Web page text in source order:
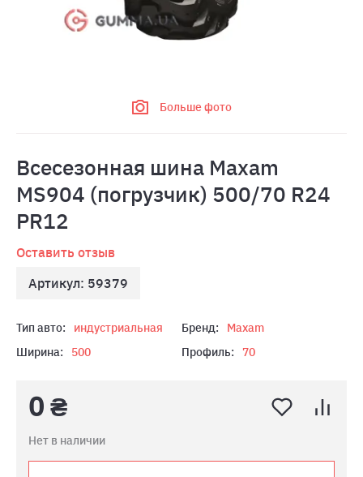
Больше фото
Всесезонная шина Maxam
MS904 (погрузчик) 500/70 R24
PR12
Оставить отзыв
Артикул: 59379
Тип авто: индустриальная Бренд:
Maxam
Ширина:
500 Профиль: 70
0 ₴
Нет в наличии